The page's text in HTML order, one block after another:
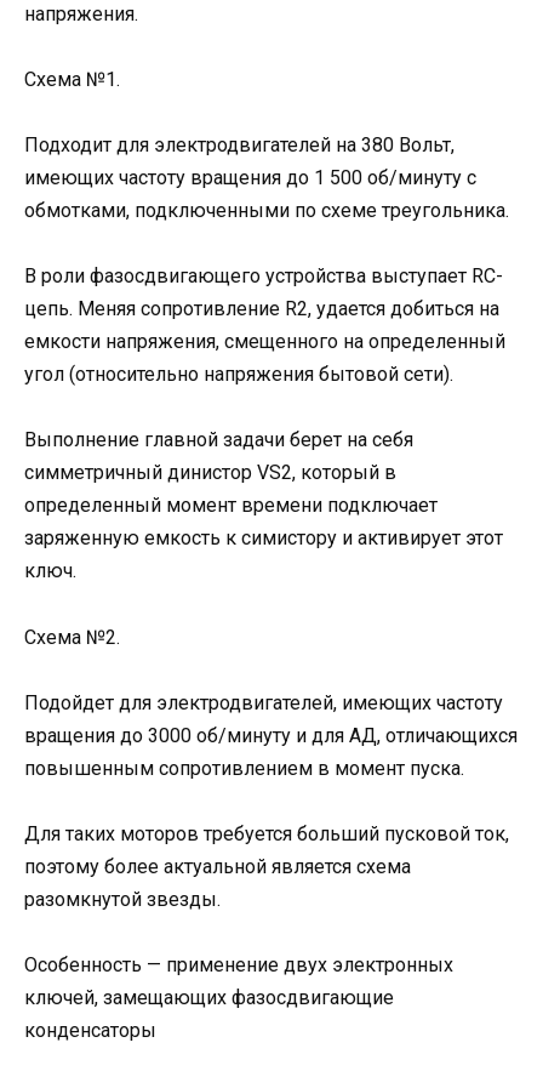
напряжения.
Схема №1.
Подходит для электродвигателей на 380 Вольт,
имеющих частоту вращения до 1 500 об/минуту с
обмотками, подключенными по схеме треугольника.
В роли фазосдвигающего устройства выступает RC-
цепь. Меняя сопротивление R2, удается добиться на
емкости напряжения, смещенного на определенный
угол (относительно напряжения бытовой сети).
Выполнение главной задачи берет на себя
симметричный динистор VS2, который в
определенный момент времени подключает
заряженную емкость к симистору и активирует этот
ключ.
Схема №2.
Подойдет для электродвигателей, имеющих частоту
вращения до 3000 об/минуту и для АД, отличающихся
повышенным сопротивлением в момент пуска.
Для таких моторов требуется больший пусковой ток,
поэтому более актуальной является схема
разомкнутой звезды.
Особенность — применение двух электронных
ключей, замещающих фазосдвигающие
конденсаторы